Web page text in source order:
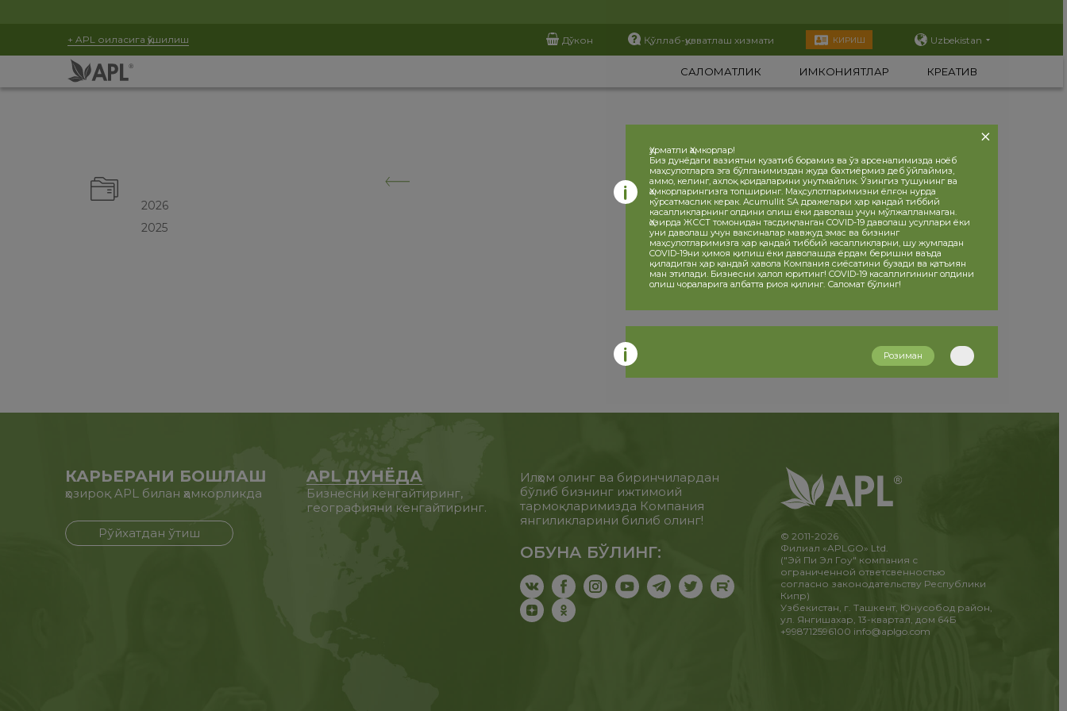
+ APL оиласига қўшилиш Дўкон Қўллаб-қувватлаш хизмати КИРИШ Uzbekistan
САЛОМАТЛИК ИМКОНИЯТЛАР КРЕАТИВ
2026
2025
КАРЬЕРАНИ БОШЛАШ
ҳозироқ APL билан ҳамкорликда
Рўйхатдан ўтиш
APL ДУНЁДА
Бизнесни кенгайтиринг,
географияни кенгайтиринг.
Илҳом олинг ва биринчилардан
бўлиб бизнинг ижтимоий
тармоқларимизда Компания
янгиликларини билиб олинг!
ОБУНА БЎЛИНГ:
© 2011-2026
Филиал «APLGO» Ltd.
("Эй Пи Эл Гоу" компания с
ограниченной ответсвенностью
согласно законодательству Республики
Кипр)
Узбекистан, г. Ташкент, Юнусобод район,
ул. Янгишахар, 13-квартал, дом 64Б
+998712596100 info@aplgo.com
Ҳурматли Ҳамкорлар!
Биз дунёдаги вазиятни кузатиб борамиз ва ўз арсеналимизда ноёб
маҳсулотларга эга бўлганимиздан жуда бахтиёрмиз деб ўйлаймиз,
аммо, келинг, ахлоқ қоидаларини унутмайлик. Ўзингиз тушунинг ва
Ҳамкорларингизга топширинг. Маҳсулотларимизни ёлғон нурда
кўрсатмаслик керак. Acumullit SA дражелари ҳар қандай тиббий
касалликларнинг олдини олиш ёки даволаш учун мўлжалланмаган.
Ҳозирда ЖССТ томонидан тасдиқланган COVID-19 даволаш усуллари ёки
уни даволаш учун ваксиналар мавжуд эмас ва бизнинг
маҳсулотларимизга ҳар қандай тиббий касалликларни, шу жумладан
COVID-19ни ҳимоя қилиш ёки даволашда ёрдам беришни ваъда
қиладиган ҳар қандай ҳавола Компания сиёсатини бузади ва қатъиян
ман этилади. Бизнесни ҳалол юритинг! COVID-19 касаллигининг олдини
олиш чораларига албатта риоя қилинг. Саломат бўлинг!
Розиман